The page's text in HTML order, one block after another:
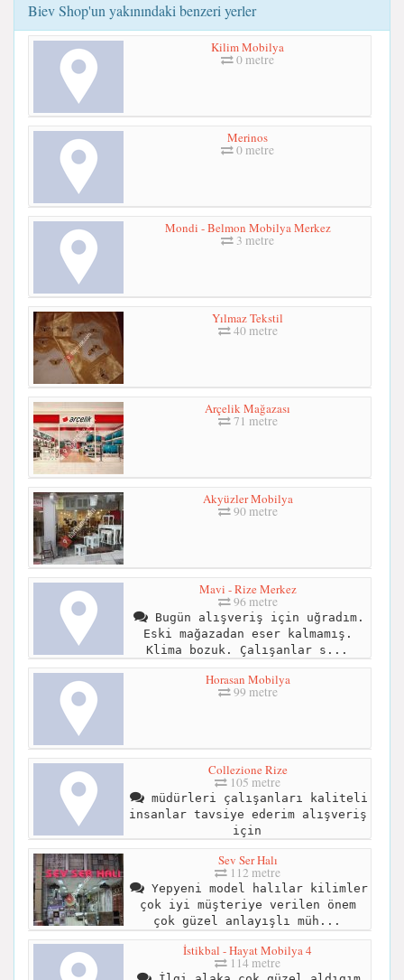
Biev Shop'un yakınındaki benzeri yerler
Kilim Mobilya
0 metre
Merinos
0 metre
Mondi - Belmon Mobilya Merkez
3 metre
Yılmaz Tekstil
40 metre
Arçelik Mağazası
71 metre
Akyüzler Mobilya
90 metre
Mavi - Rize Merkez
96 metre
Bugün alışveriş için uğradım.
Eski mağazadan eser kalmamış.
Klima bozuk. Çalışanlar s...
Horasan Mobilya
99 metre
Collezione Rize
105 metre
müdürleri çalışanları kaliteli
insanlar tavsiye ederim alışveriş
için
Sev Ser Halı
112 metre
Yepyeni model halılar kilimler
çok iyi müşteriye verilen önem
çok güzel anlayışlı müh...
İstikbal - Hayat Mobilya 4
114 metre